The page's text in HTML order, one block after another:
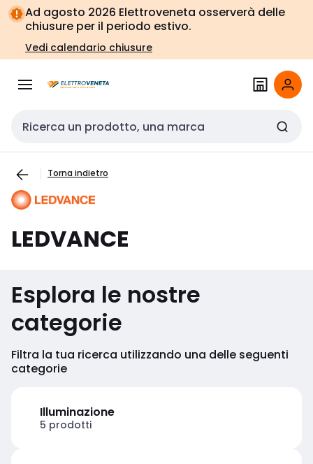
Vai alla
navigazione
Vai
alla
pagina
Ad agosto 2026 Elettroveneta osserverà delle
chiusure per il periodo estivo.
Vedi calendario chiusure
Cerca input
Torna indietro
LEDVANCE
Esplora le nostre
categorie
Filtra la tua ricerca utilizzando una delle seguenti
categorie
Illuminazione
5 prodotti